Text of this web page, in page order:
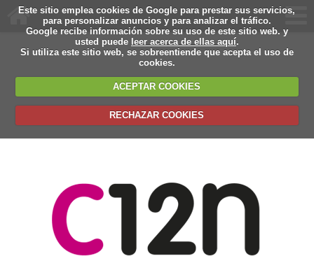
Este sitio emplea cookies de Google para prestar sus servicios,
para personalizar anuncios y para analizar el tráfico.
Google recibe información sobre su uso de este sitio web. y
usted puede leer acerca de ellas aquí.
Si utiliza este sitio web, se sobreentiende que acepta el uso de
cookies.
ACEPTAR COOKIES
RECHAZAR COOKIES